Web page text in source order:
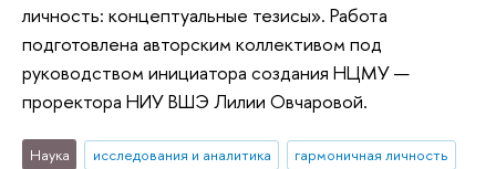
личность: концептуальные тезисы». Работа
подготовлена авторским коллективом под
руководством инициатора создания НЦМУ —
проректора НИУ ВШЭ Лилии Овчаровой.
Наука исследования и аналитика
гармоничная личность